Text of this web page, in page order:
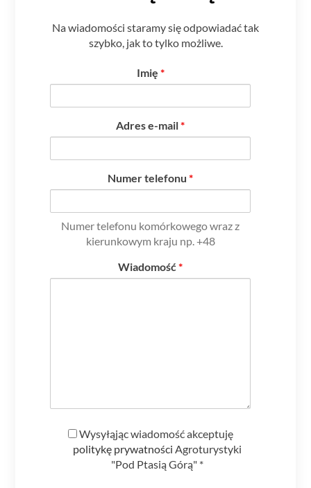
Na wiadomości staramy się odpowiadać tak
szybko, jak to tylko możliwe.
Imię *
Adres e-mail*
Numer telefonu *
Numer telefonu komórkowego wraz z
kierunkowym kraju np. +48
Wiadomość*
Polityka
prywatności
Wysyłąjąc wiadomość akceptuję
politykę prywatności Agroturystyki
"Pod Ptasią Górą" *